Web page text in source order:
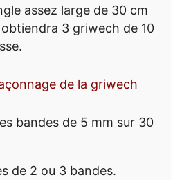
assez large de 30 cm
3 griwech de 10
de la griwech
bandes de 5 mm sur 30
de 2 ou 3 bandes.